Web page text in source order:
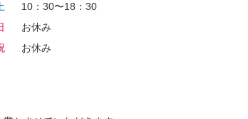
10：30〜18：30
お休み
お休み